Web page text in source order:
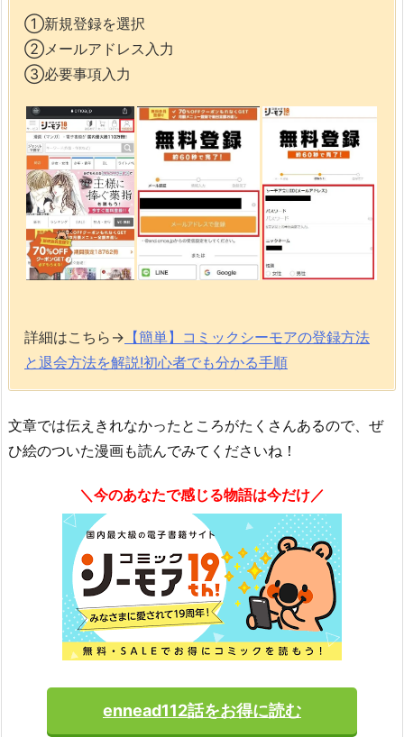
①新規登録を選択
②メールアドレス入力
③必要事項入力
詳細はこちら→ 【簡単】コミックシーモアの登録方法
と退会方法を解説!初心者でも分かる手順
文章では伝えきれなかったところがたくさんあるので、ぜ
ひ絵のついた漫画も読んでみてくださいね！
＼今のあなたで感じる物語は今だけ／
ennead112話をお得に読む